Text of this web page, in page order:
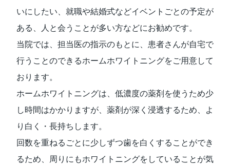
いにしたい、就職や結婚式などイベントごとの予定が
ある、⼈と会うことが多い⽅などにお勧めです。
当院では、担当医の指⽰のもとに、患者さんが⾃宅で
⾏うことのできるホームホワイトニングをご⽤意して
おります。
ホームホワイトニングは、低濃度の薬剤を使うため少
し時間はかかりますが、薬剤が深く浸透するため、よ
り⽩く・⻑持ちします。
回数を重ねるごとに少しずつ⻭を⽩くすることができ
るため、周りにもホワイトニングをしていることが気